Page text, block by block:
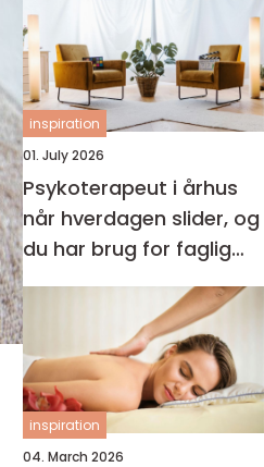
inspiration
01. July 2026
Psykoterapeut i århus
når hverdagen slider, og
du har brug for faglig
støtte
inspiration
04. March 2026